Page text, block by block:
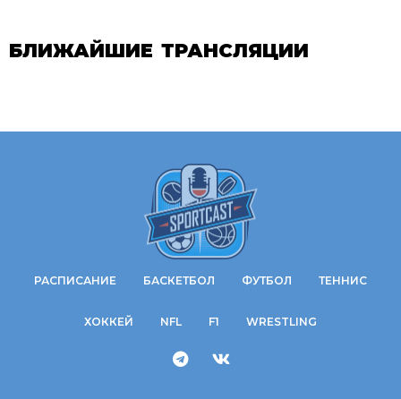
БЛИЖАЙШИЕ ТРАНСЛЯЦИИ
РАСПИСАНИЕ БАСКЕТБОЛ ФУТБОЛ ТЕННИС
ХОККЕЙ NFL F1 WRESTLING